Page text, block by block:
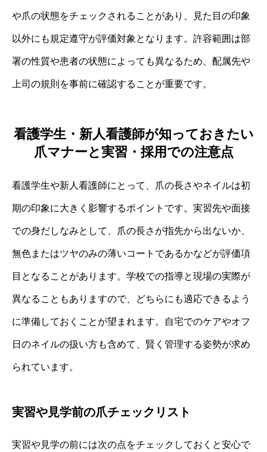
や爪の状態をチェックされることがあり、見た目の印象
以外にも規定遵守が評価対象となります。許容範囲は部
署の性質や患者の状態によっても異なるため、配属先や
上司の規則を事前に確認することが重要です。
看護学生・新人看護師が知っておきたい
爪マナーと実習・採用での注意点
看護学生や新人看護師にとって、爪の長さやネイルは初
期の印象に大きく影響するポイントです。実習先や面接
での身だしなみとして、爪の長さが指先から出ないか、
無色またはツヤのみの薄いコートであるかなどが評価項
目となることがあります。学校での指導と現場の実際が
異なることもありますので、どちらにも適応できるよう
に準備しておくことが望まれます。自宅でのケアやオフ
日のネイルの扱い方も含めて、賢く管理する姿勢が求め
られています。
実習や見学前の爪チェックリスト
実習や見学の前には次の点をチェックしておくと安心で